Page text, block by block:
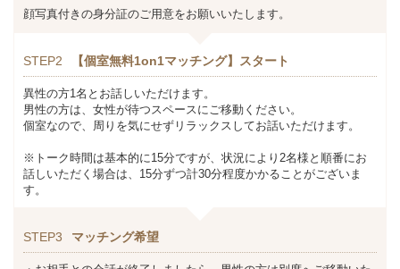
顔写真付きの身分証のご用意をお願いいたします。
STEP2 【個室無料1on1マッチング】スタート
異性の方1名とお話しいただけます。
男性の方は、女性が待つスペースにご移動ください。
個室なので、周りを気にせずリラックスしてお話いただけます。
※トーク時間は基本的に15分ですが、状況により2名様と順番にお
話しいただく場合は、15分ずつ計30分程度かかることがございま
す。
STEP3 マッチング希望